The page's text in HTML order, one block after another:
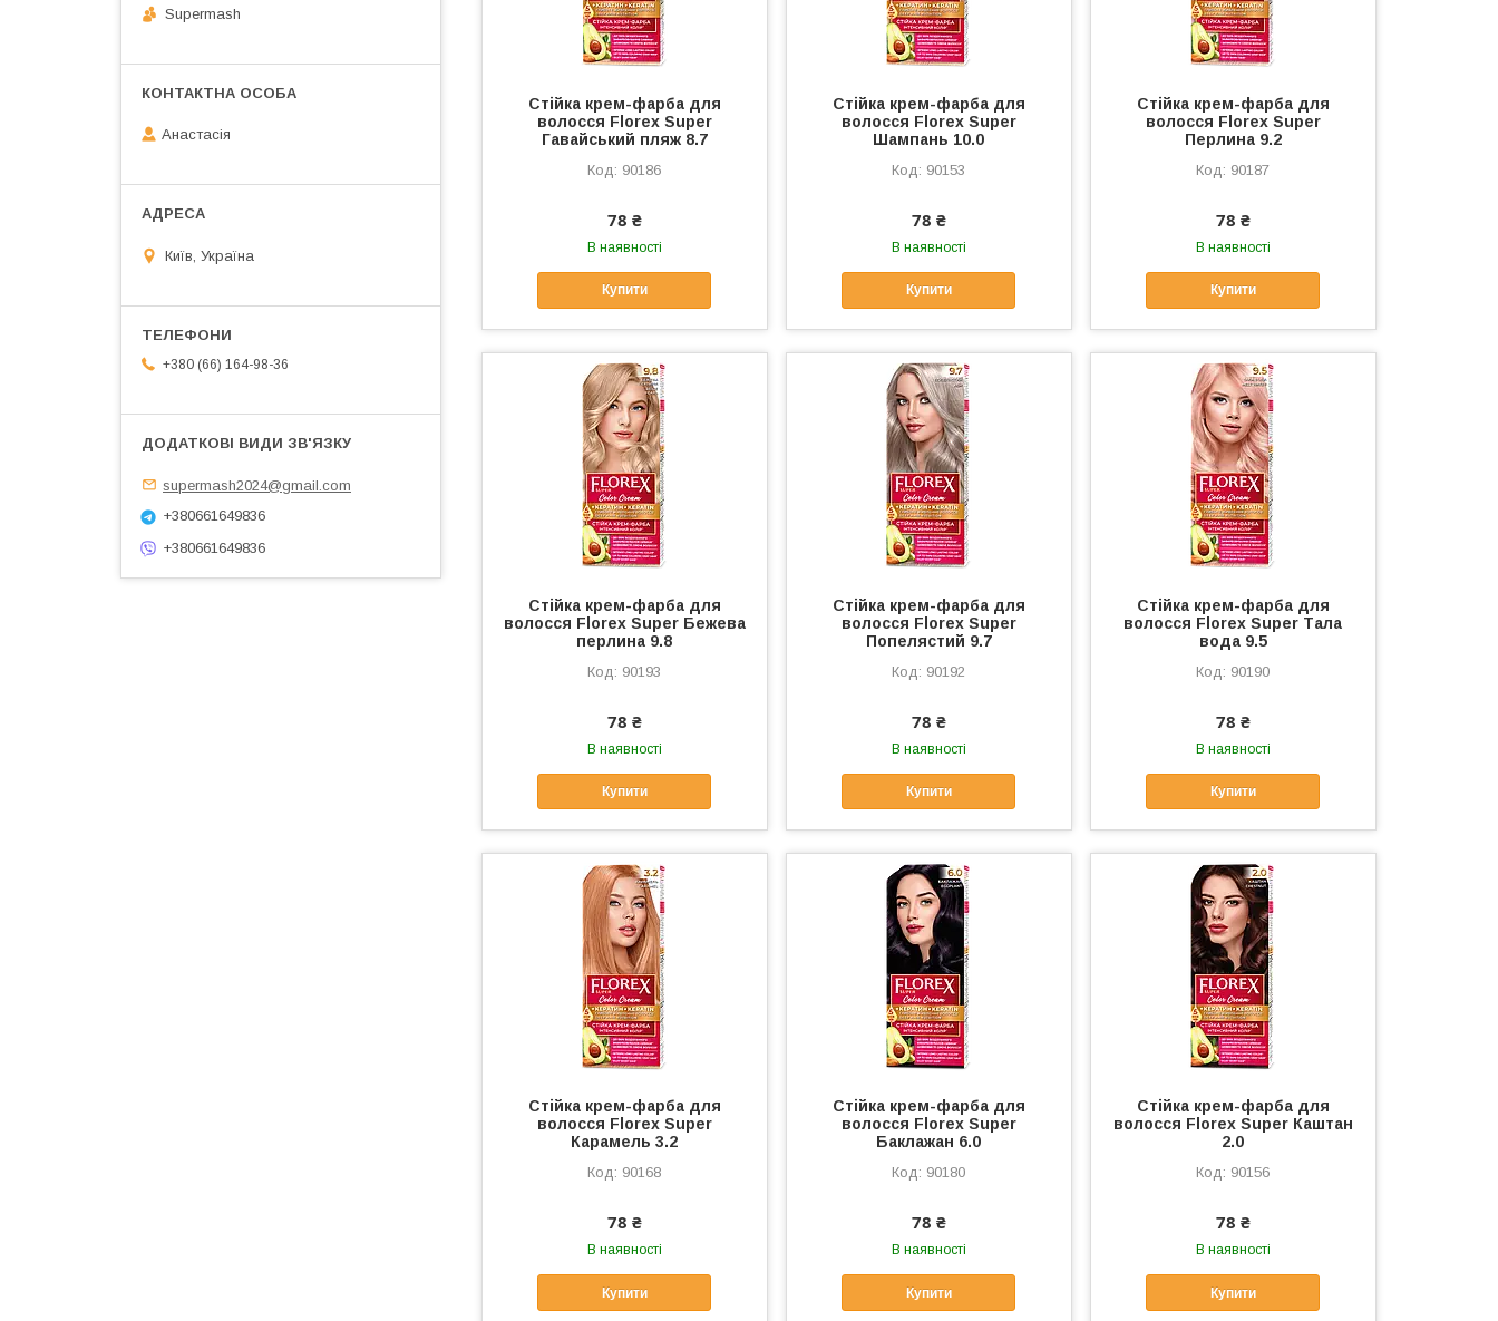
Стійка крем-фарба для
волосся Florex Super
Гавайський пляж 8.7
90186
78 ₴
В наявності
Купити
Стійка крем-фарба для
волосся Florex Super
Шампань 10.0
90153
78 ₴
В наявності
Купити
Стійка крем-фарба для
волосся Florex Super
Перлина 9.2
90187
78 ₴
В наявності
Купити
Стійка крем-фарба для
волосся Florex Super Бежева
перлина 9.8
90193
78 ₴
В наявності
Купити
Стійка крем-фарба для
волосся Florex Super
Попелястий 9.7
90192
78 ₴
В наявності
Купити
Стійка крем-фарба для
волосся Florex Super Тала
вода 9.5
90190
78 ₴
В наявності
Купити
Стійка крем-фарба для
волосся Florex Super
Карамель 3.2
90168
78 ₴
В наявності
Купити
Стійка крем-фарба для
волосся Florex Super
Баклажан 6.0
90180
78 ₴
В наявності
Купити
Стійка крем-фарба для
волосся Florex Super Каштан
2.0
90156
78 ₴
В наявності
Купити
Supermash
Анастасія
Київ, Україна
+380 (66) 164-98-36
supermash2024@gmail.com
+380661649836
+380661649836